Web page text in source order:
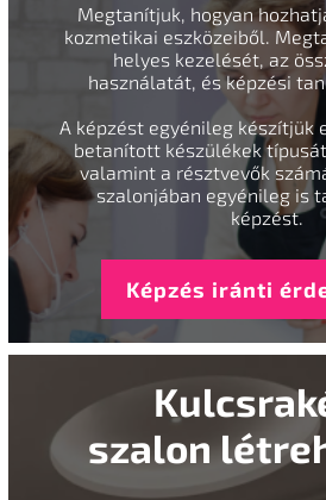
Megtanítjuk, hogyan
kozmetikai eszközeiből.
helyes kezelését, az
használatát, és képzési
A képzést egyénileg készítjük
betanított készülékek
valamint a résztvevők
szalonjában egyénileg is
képzést.
Képzés iránti
szalon